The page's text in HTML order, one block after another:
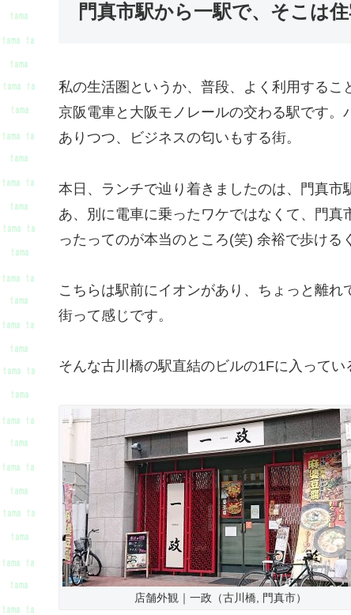
門真市駅から一駅で、そこは
私の生活圏というか、普段、よく利用するこ
京阪電車と大阪モノレールの交わる駅です
ありつつ、ビジネスの匂いもする街。
本日、ランチで辿り着きましたのは、門真市
あ、別に電車に乗ったワケではなくて、門
ったってのが本当のところ(笑) 余裕で歩ける
こちらは駅前にイオンがあり、ちょっと離
街って感じです。
そんな古川橋の駅直結のビルの1Fに入ってい
店舗外観｜一政（古川橋, 門真市）